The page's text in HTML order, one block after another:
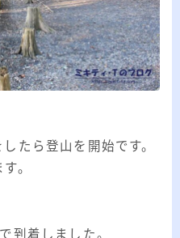
たら登山を開始です。
。
到着しました。